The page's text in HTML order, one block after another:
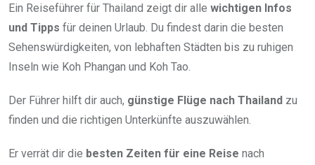
Ein Reiseführer für Thailand zeigt dir alle wichtigen Infos
und Tipps für deinen Urlaub. Du findest darin die besten
Sehenswürdigkeiten, von lebhaften Städten bis zu ruhigen
Inseln wie Koh Phangan und Koh Tao.
Der Führer hilft dir auch, günstige Flüge nach Thailand zu
finden und die richtigen Unterkünfte auszuwählen.
Er verrät dir die besten Zeiten für eine Reise nach